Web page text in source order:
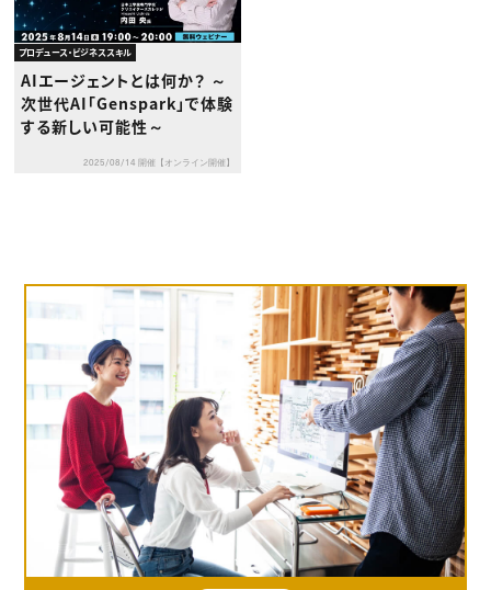
プロデュース・ビジネススキル
AIエージェントとは何か？ ～
次世代AI「Genspark」で体験
する新しい可能性～
2025/08/14 開催【オンライン開催】